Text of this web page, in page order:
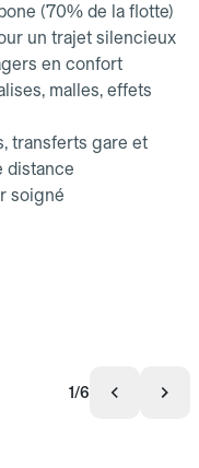
(70% de la flotte)
un trajet silencieux
en confort
malles, effets
transferts gare et
distance
soigné
1/6